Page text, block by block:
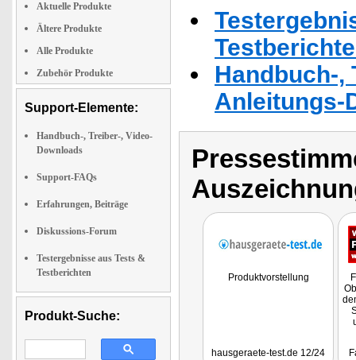
Aktuelle Produkte
Ältere Produkte
Alle Produkte
Zubehör Produkte
Support-Elemente:
Handbuch-, Treiber-, Video-
Downloads
Support-FAQs
Erfahrungen, Beiträge
Diskussions-Forum
Testergebnisse aus Tests &
Testberichten
Produkt-Suche:
Handbuch-,
Anleitungs-
Produktvorstellung
hausgeraete-test.de 12/24